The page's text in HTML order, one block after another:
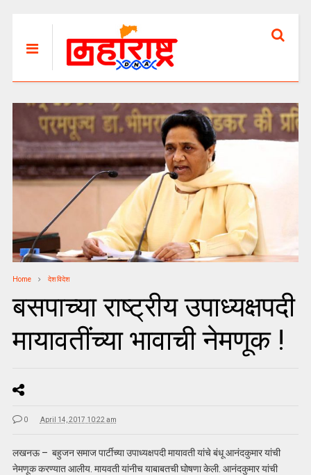
Home देश विदेश
बसपाच्या राष्ट्रीय उपाध्यक्षपदी
मायावतींच्या भावाची नेमणूक !
0 April 14, 2017 10:22 am
लखनऊ – बहुजन समाज पार्टीच्या उपाध्यक्षपदी मायावती यांचे बंधू आनंदकुमार यांची
नेमणूक करण्यात आलीय. मायवती यांनीच याबाबतची घोषणा केली. आनंदकुमार यांची